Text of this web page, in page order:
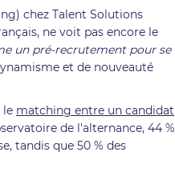
chez Talent Solutions
ne voit pas encore le
un pré-recrutement pour se
et de nouveauté
le matching entre un candidat
de l'alternance, 44 %
tandis que 50 % des